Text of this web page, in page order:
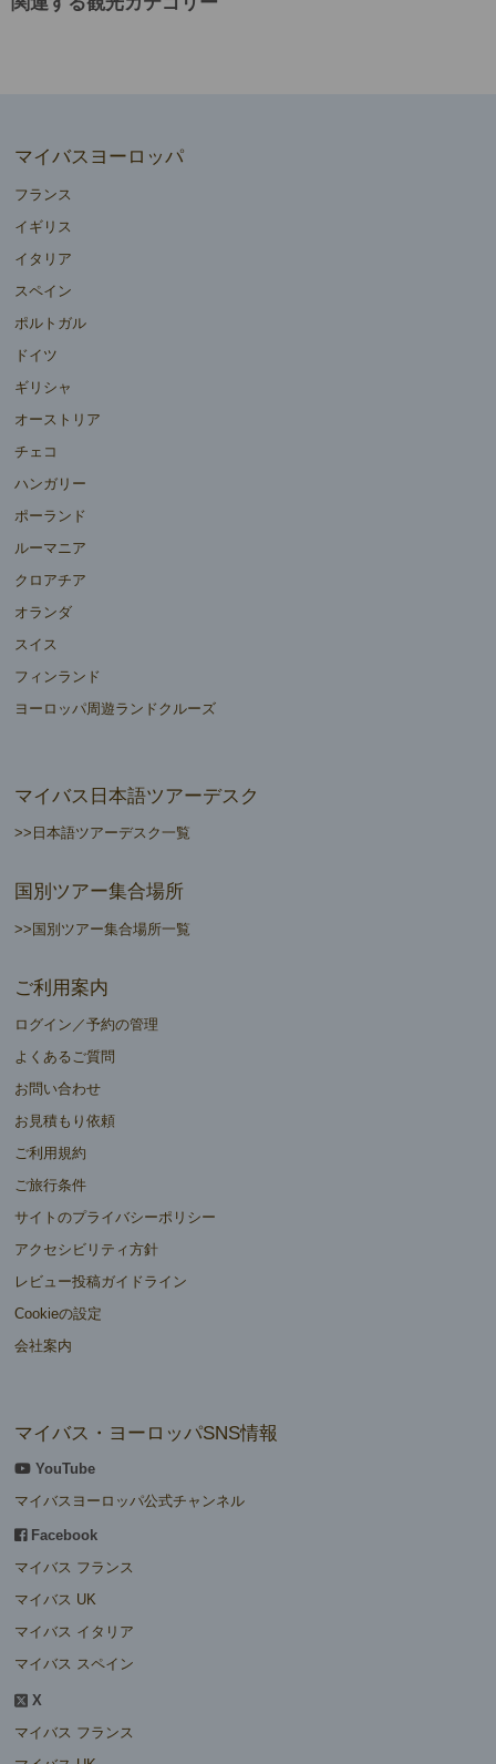
マイバスヨーロッパ
フランス
イギリス
イタリア
スペイン
ポルトガル
ドイツ
ギリシャ
オーストリア
チェコ
ハンガリー
ポーランド
ルーマニア
クロアチア
オランダ
スイス
フィンランド
ヨーロッパ周遊ランドクルーズ
マイバス日本語ツアーデスク
>>日本語ツアーデスク一覧
国別ツアー集合場所
>>国別ツアー集合場所一覧
ご利用案内
ログイン／予約の管理
よくあるご質問
お問い合わせ
お見積もり依頼
ご利用規約
ご旅行条件
サイトのプライバシーポリシー
アクセシビリティ方針
レビュー投稿ガイドライン
Cookieの設定
会社案内
マイバス・ヨーロッパSNS情報
YouTube
マイバスヨーロッパ公式チャンネル
Facebook
マイバス フランス
マイバス UK
マイバス イタリア
マイバス スペイン
X
マイバス フランス